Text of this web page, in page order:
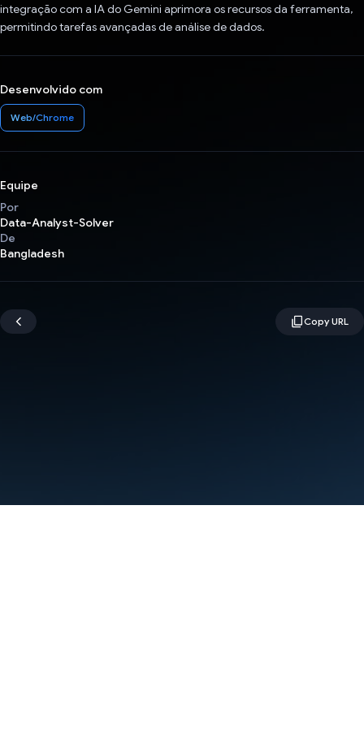
integração com a IA do Gemini aprimora os recursos da ferramenta,
permitindo tarefas avançadas de análise de dados.
Desenvolvido com
Web/Chrome
Equipe
Por
Data-Analyst-Solver
De
Bangladesh